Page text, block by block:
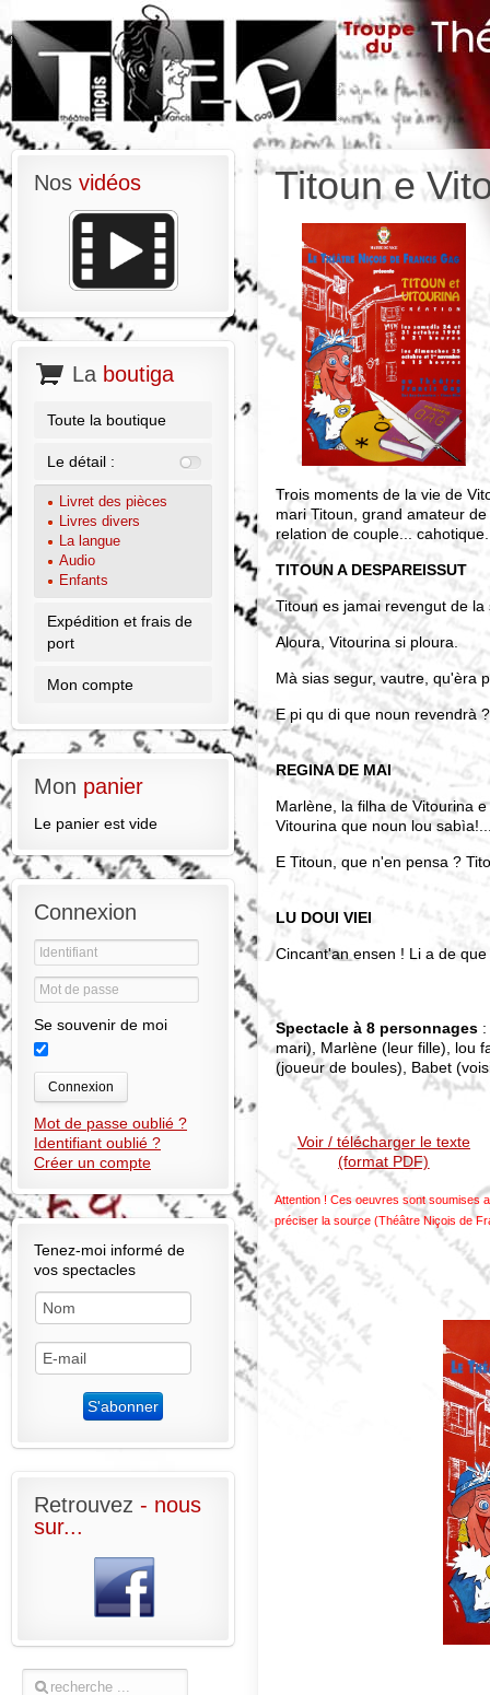
Titoun e
Trois moments de la vie de
mari Titoun, grand amateur
relation de couple...
TITOUN A DESPAREISSUT
Titoun es jamai revengut de
Aloura, Vitourina si ploura.
Mà sias segur, vautre, qu'èra
E pi qu di que noun revendrà ?
REGINA DE MAI
Marlène, la filha de Vitourina
Vitourina que noun lou
E Titoun, que n'en pensa ?
LU DOUI VIEI
Cincant'an ensen ! Li a de
Spectacle à 8 personnages
mari), Marlène (leur fille), lou
(joueur de boules), Babet
Voir / télécharger le texte
(format PDF)
Attention ! Ces oeuvres sont soumises
préciser la source (Théâtre Niçois de
Nos vidéos
La boutiga
Toute la boutique
Le détail :
Livret des pièces
Livres divers
La langue
Audio
Enfants
Expédition et frais de
port
Mon compte
Mon panier
Le panier est vide
Connexion
Se souvenir de moi
Connexion
Mot de passe oublié ?
Identifiant oublié ?
Créer un compte
Tenez-moi informé de
vos spectacles
Retrouvez - nous
sur...